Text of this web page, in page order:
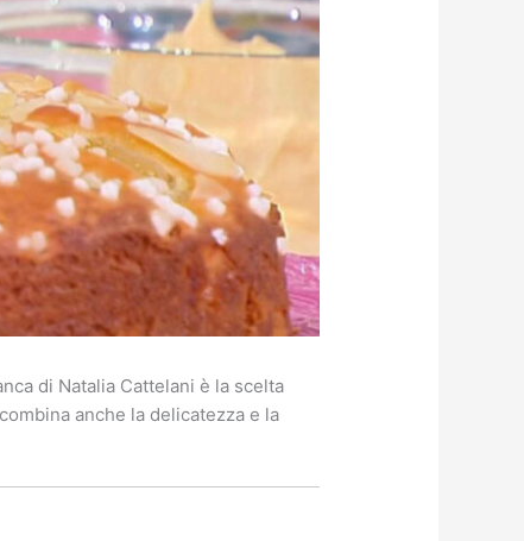
di Natalia Cattelani è la scelta
anche la delicatezza e la